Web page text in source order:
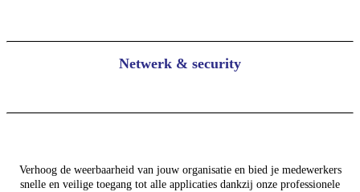
Netwerk & security
Verhoog de weerbaarheid van jouw organisatie en bied je medewerkers
snelle en veilige toegang tot alle applicaties dankzij onze professionele